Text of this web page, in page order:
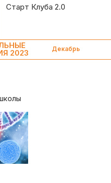
2023 Декабрь
Старт Клуба 2.0